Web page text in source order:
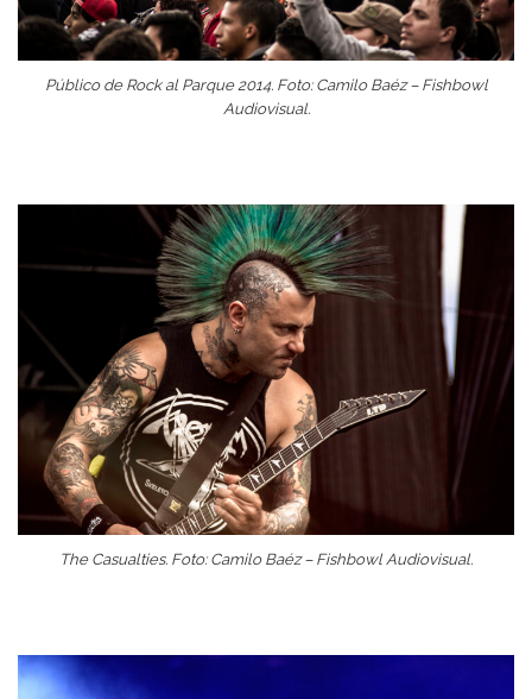
Público de Rock al Parque 2014. Foto: Camilo Baéz – Fishbowl
Audiovisual.
The Casualties. Foto: Camilo Baéz – Fishbowl Audiovisual.